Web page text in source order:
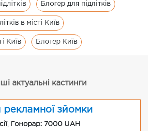
Блогер для підлітків
в місті Київ
Київ Блогер Київ
актуальні кастинги
рекламної зйомки
Гонорар: 7000 UAH